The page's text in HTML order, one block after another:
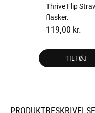
Thrive Flip
flasker.
119,00 kr.
TILFØJ
PRODUKTBESKRIVELSE